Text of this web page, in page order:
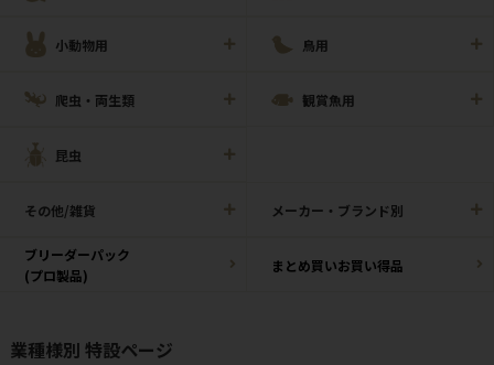
小動物用 鳥用
爬虫・両生類 観賞魚用
昆虫
その他/雑貨 メーカー・ブランド別
ブリーダーパック
(プロ製品)
まとめ買いお買い得品
業種様別 特設ページ